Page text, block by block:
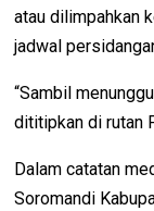
atau dilimpahkan
jadwal
“Sambil
dititipkan di rutan
Dalam catatan
Soromandi